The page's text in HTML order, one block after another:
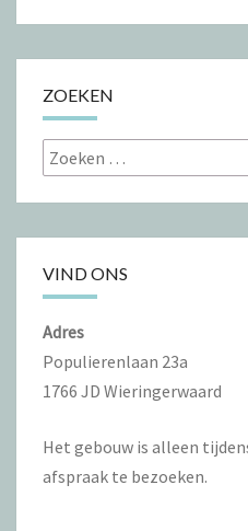
ZOEKEN
Zoeken
naar:
VIND ONS
Adres
Populierenlaan 23a
1766 JD Wieringerwaard
Het gebouw is alleen
afspraak te bezoeken.